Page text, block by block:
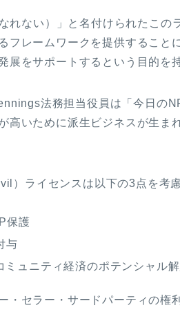
れない）」と名付けられたこ
フレームワークを提供すること
展をサポートするという目的を
法務担当役員は「今日の
高いために派生ビジネスが生ま
）ライセンスは以下の3点を考
保護
与
ミュニティ経済のポテンシャル
・セラー・サードパーティの権